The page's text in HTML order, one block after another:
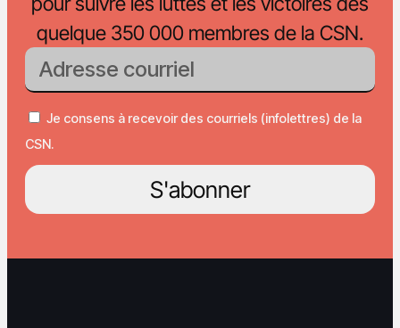
quelque 350 000 membres de la CSN.
Je consens à recevoir des courriels (infolettres) de la
CSN.
S'abonner